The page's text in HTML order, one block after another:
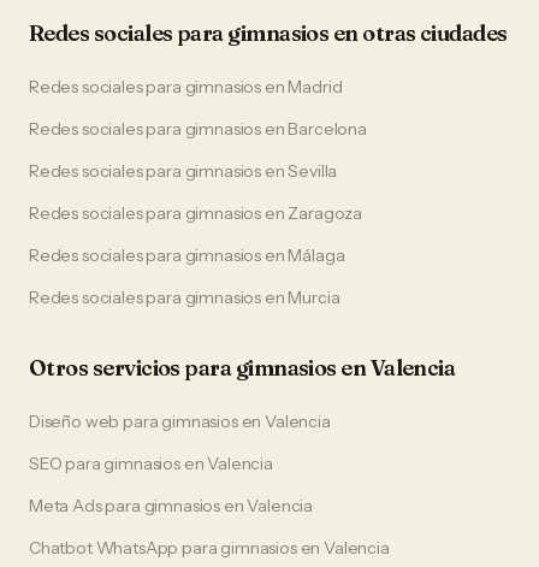
Redes sociales paragimnasios en otras ciudades
Redes socialespara gimnasios en Madrid
Redes socialespara gimnasios en Barcelona
Redes socialespara gimnasios enSevilla
Redes socialespara gimnasios en Zaragoza
Redes socialespara gimnasios en Málaga
Redes socialespara gimnasios en Murcia
Otros servicios paragimnasios enValencia
Diseño web para gimnasiosenValencia
SEO para gimnasiosenValencia
Meta Adspara gimnasios enValencia
Chatbot WhatsApp para gimnasiosenValencia